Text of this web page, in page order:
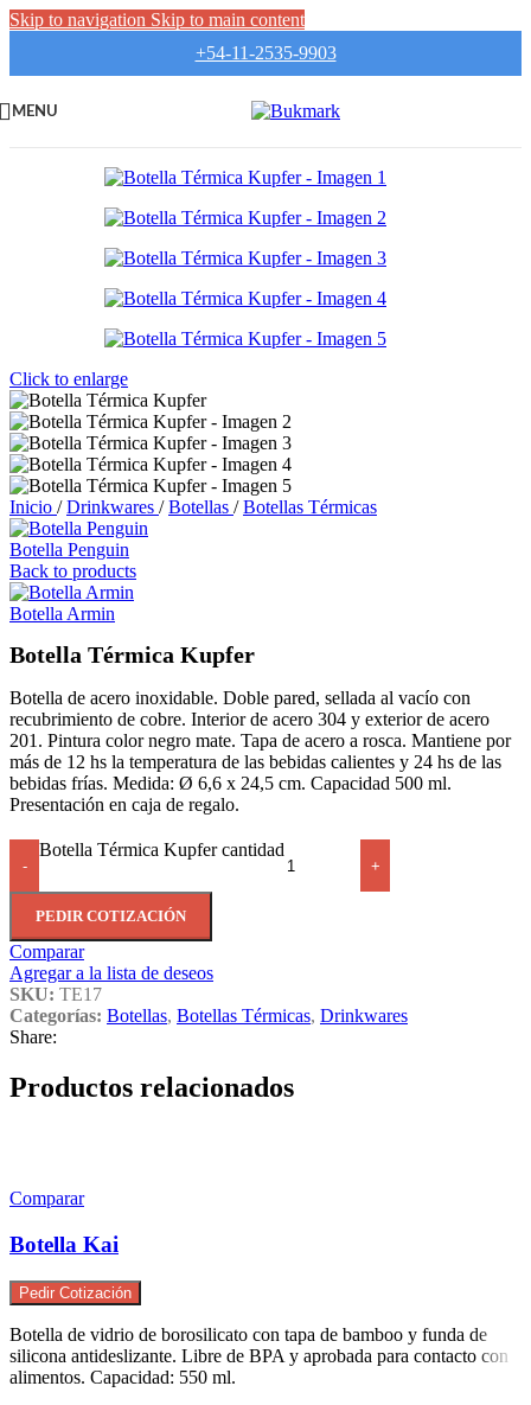
Skip to navigation Skip to main content
+54-11-2535-9903
MENU
Click to enlarge
Inicio / Drinkwares / Botellas / Botellas Térmicas
Botella Penguin
Back to products
Botella Armin
Botella Térmica Kupfer
Botella de acero inoxidable. Doble pared, sellada al vacío con
recubrimiento de cobre. Interior de acero 304 y exterior de acero
201. Pintura color negro mate. Tapa de acero a rosca. Mantiene por
más de 12 hs la temperatura de las bebidas calientes y 24 hs de las
bebidas frías. Medida: Ø 6,6 x 24,5 cm. Capacidad 500 ml.
Presentación en caja de regalo.
-
Botella Térmica Kupfer cantidad
+
PEDIR COTIZACIÓN
Comparar
Agregar a la lista de deseos
SKU: TE17
Categorías: Botellas, Botellas Térmicas, Drinkwares
Share:
Productos relacionados
Comparar
Botella Kai
Pedir Cotización
Botella de vidrio de borosilicato con tapa de bamboo y funda de
silicona antideslizante. Libre de BPA y aprobada para contacto con
alimentos. Capacidad: 550 ml.